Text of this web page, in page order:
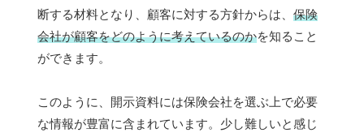
断する材料となり、顧客に対する方針からは、 保険
会社が顧客をどのように考えているのかを知ること
ができます。
このように、開示資料には保険会社を選ぶ上で必要
な情報が豊富に含まれています。少し難しいと感じ